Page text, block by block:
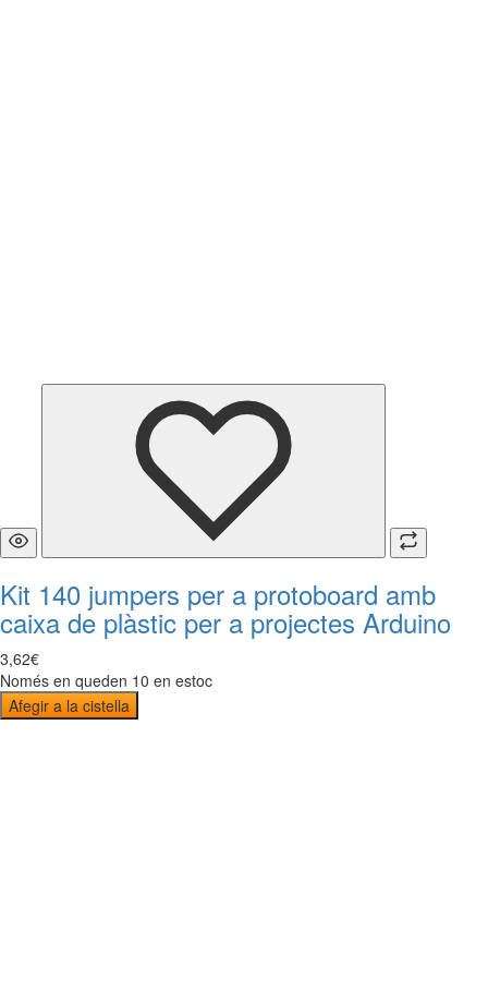
Kit 140 jumpers per a protoboard amb
caixa de plàstic per a projectes Arduino
3,62€
Només en queden 10 en estoc
Afegir a la cistella